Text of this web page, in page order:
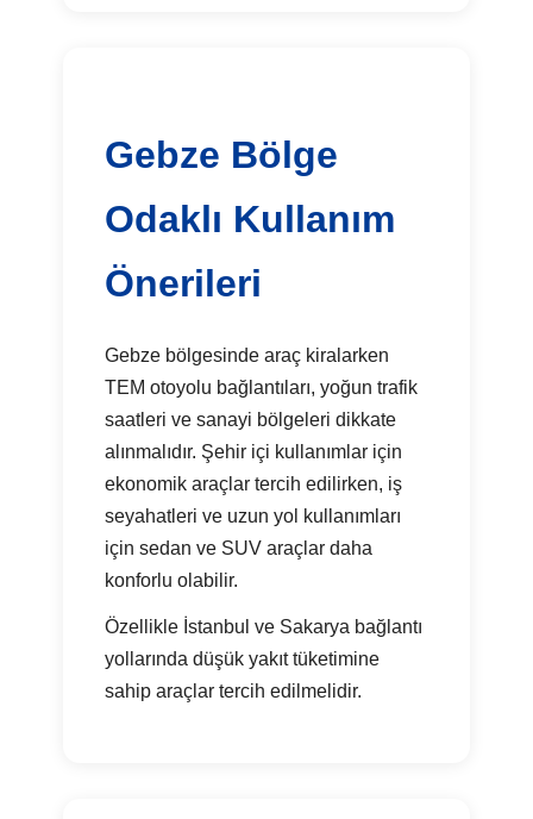
Gebze Bölge
Odaklı Kullanım
Önerileri
Gebze bölgesinde araç kiralarken
TEM otoyolu bağlantıları, yoğun trafik
saatleri ve sanayi bölgeleri dikkate
alınmalıdır. Şehir içi kullanımlar için
ekonomik araçlar tercih edilirken, iş
seyahatleri ve uzun yol kullanımları
için sedan ve SUV araçlar daha
konforlu olabilir.
Özellikle İstanbul ve Sakarya bağlantı
yollarında düşük yakıt tüketimine
sahip araçlar tercih edilmelidir.